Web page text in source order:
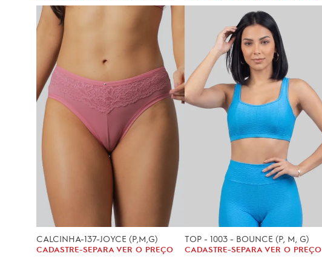
CALCINHA-137-JOYCE (P,M,G)
CADASTRE-SEPARA VER O PREÇO
TOP - 1003 - BOUNCE (P, M, G)
CADASTRE-SEPARA VER O PREÇO